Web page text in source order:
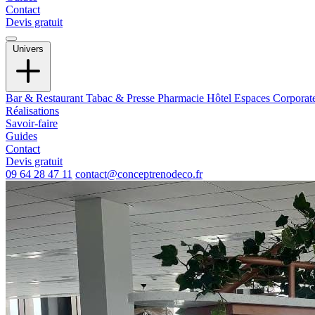
Contact
Devis gratuit
Univers
Bar & Restaurant Tabac & Presse Pharmacie Hôtel Espaces
Réalisations
Savoir-faire
Guides
Contact
Devis gratuit
09 64 28 47 11 contact@conceptrenodeco.fr